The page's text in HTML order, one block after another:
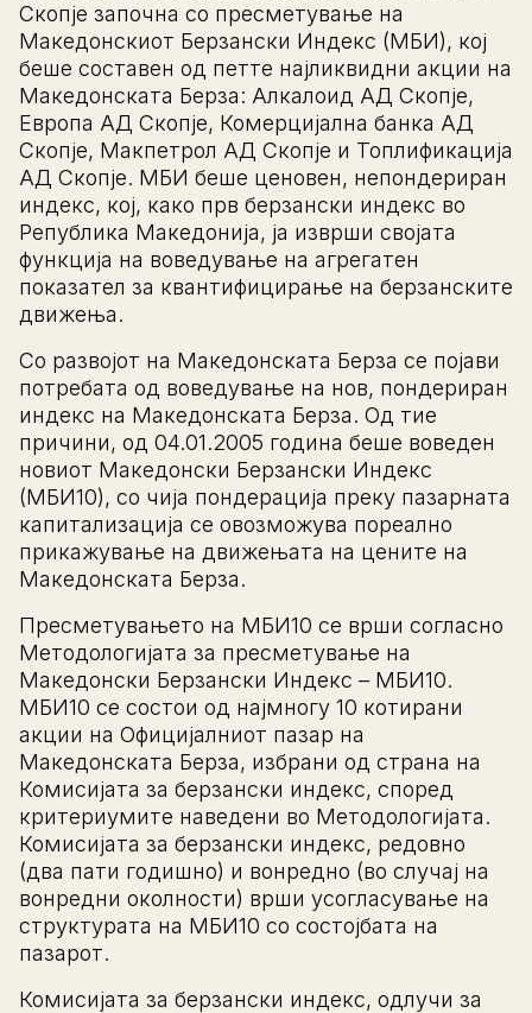
Скопје започна со пресметување на
Македонскиот Берзански Индекс (МБИ), кој
беше составен од петте најликвидни акции на
Македонската Берза: Алкалоид АД Скопје,
Европа АД Скопје, Комерцијална банка АД
Скопје, Макпетрол АД Скопје и Топлификација
АД Скопје. МБИ беше ценовен, непондериран
индекс, кој, како прв берзански индекс во
Република Македонија, ја изврши својата
функција на воведување на агрегатен
показател за квантифицирање на берзанските
движења.
Со развојот на Македонската Берза се појави
потребата од воведување на нов, пондериран
индекс на Македонската Берза. Од тие
причини, од 04.01.2005 година беше воведен
новиот Македонски Берзански Индекс
(МБИ10), со чија пондерација преку пазарната
капитализација се овозможува пореално
прикажување на движењата на цените на
Македонската Берза.
Пресметувањето на МБИ10 се врши согласно
Методологијата за пресметување на
Македонски Берзански Индекс – МБИ10.
МБИ10 се состои од најмногу 10 котирани
акции на Официјалниот пазар на
Македонската Берза, избрани од страна на
Комисијата за берзански индекс, според
критериумите наведени во Методологијата.
Комисијата за берзански индекс, редовно
(два пати годишно) и вонредно (во случај на
вонредни околности) врши усогласување на
структурата на МБИ10 со состојбата на
пазарот.
Комисијата за берзански индекс, одлучи за